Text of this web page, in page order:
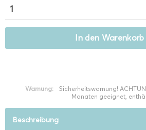
In den Warenkorb
Warnung:
Sicherheitswarnung!
Monaten geeignet,
Beschreibung